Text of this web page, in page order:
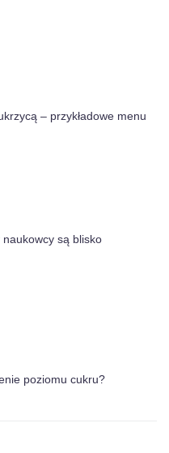
– przykładowe menu
są blisko
poziomu cukru?